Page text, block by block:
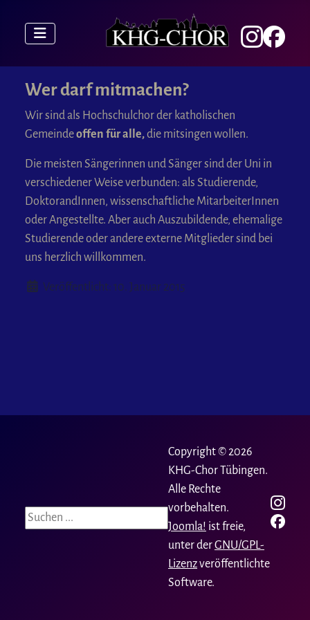
Wer darf mitmachen?
Wir sind als Hochschulchor der katholischen
Gemeindeoffen für alle,die mitsingen wollen.
Die meisten Sängerinnen und Sänger sind der Uni in
verschiedener Weise verbunden: als Studierende,
DoktorandInnen, wissenschaftliche MitarbeiterInnen
oder Angestellte. Aber auch Auszubildende, ehemalige
Studierende oder andere externe Mitglieder sind bei
uns herzlich willkommen.
DetailsVeröffentlicht: 10. Januar 2015
Suchen
Copyright © 2026
KHG-Chor Tübingen.
Alle Rechte
vorbehalten.
Joomla! ist freie,
unter derGNU/GPL-
Lizenzveröffentlichte
Software.